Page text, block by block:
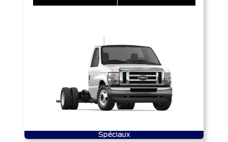
Spéciaux